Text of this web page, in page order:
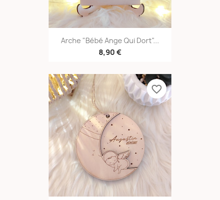
Arche "Bébé Ange Qui Dort"...
8,90 €
favorite_border